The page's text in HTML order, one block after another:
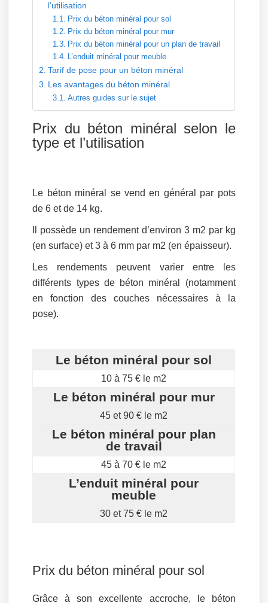
l’utilisation
Prix du béton minéral pour sol
Prix du béton minéral pour mur
Prix du béton minéral pour un plan de travail
L’enduit minéral pour meuble
Tarif de pose pour un béton minéral
Les avantages du béton minéral
Autres guides sur le sujet
Prix du béton minéral selon le
type et l’utilisation
Le béton minéral se vend en général par pots
de 6 et de 14 kg.
Il possède un rendement d’environ 3 m2 par kg
(en surface) et 3 à 6 mm par m2 (en épaisseur).
Les rendements peuvent varier entre les
différents types de béton minéral (notamment
en fonction des couches nécessaires à la
pose).
Le béton minéral pour sol
10 à 75 € le m2
Le béton minéral pour mur
45 et 90 € le m2
Le béton minéral pour plan
de travail
45 à 70 € le m2
L’enduit minéral pour
meuble
30 et 75 € le m2
Prix du béton minéral pour sol
Grâce à son excellente accroche, le béton